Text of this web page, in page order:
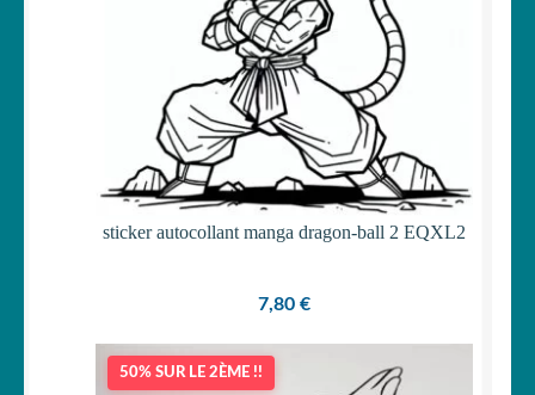
sticker autocollant manga dragon-ball 2 EQXL2
7,80 €
50% SUR LE 2ÈME !!